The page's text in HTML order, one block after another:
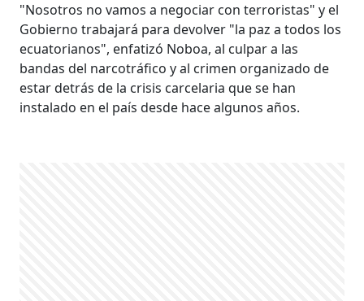
"Nosotros no vamos a negociar con terroristas" y el
Gobierno trabajará para devolver "la paz a todos los
ecuatorianos", enfatizó Noboa, al culpar a las
bandas del narcotráfico y al crimen organizado de
estar detrás de la crisis carcelaria que se han
instalado en el país desde hace algunos años.